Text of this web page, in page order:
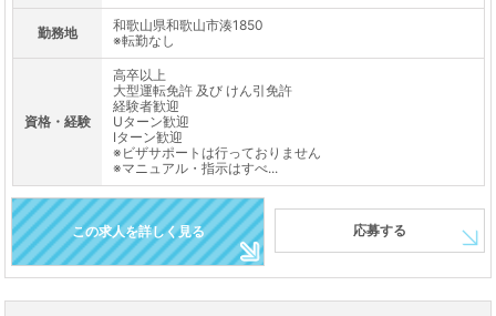
勤務地
和歌山県和歌山市湊1850
※転勤なし
資格・経験
高卒以上
大型運転免許 及び けん引免許
経験者歓迎
Uターン歓迎
Iターン歓迎
※ビザサポートは行っておりません
※マニュアル・指示はすべ...
この求人を詳しく見る 応募する